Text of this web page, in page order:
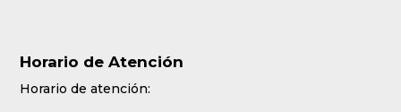
Horario de Atención
Horario de atención: